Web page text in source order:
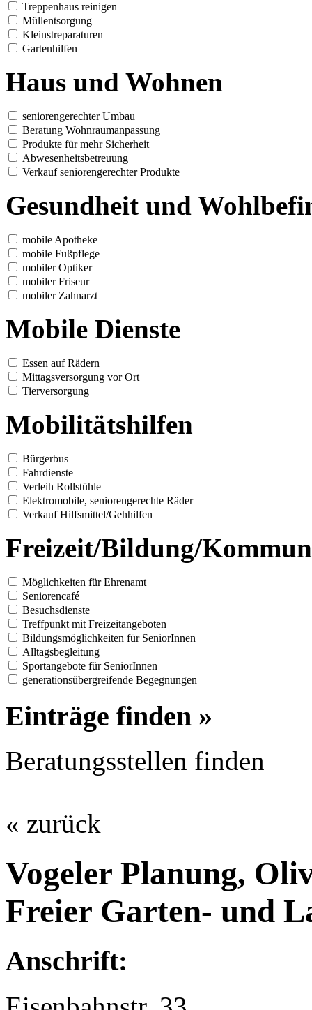
Treppenhaus reinigen
Müllentsorgung
Kleinstreparaturen
Gartenhilfen
Haus und Wohnen
seniorengerechter Umbau
Beratung Wohnraumanpassung
Produkte für mehr Sicherheit
Abwesenheitsbetreuung
Verkauf seniorengerechter Produkte
Gesundheit und
mobile Apotheke
mobile Fußpflege
mobiler Optiker
mobiler Friseur
mobiler Zahnarzt
Mobile Dienste
Essen auf Rädern
Mittagsversorgung vor Ort
Tierversorgung
Mobilitätshilfen
Bürgerbus
Fahrdienste
Verleih Rollstühle
Elektromobile, seniorengerechte Räder
Verkauf Hilfsmittel/Gehhilfen
Freizeit/Bildung/
Möglichkeiten für Ehrenamt
Seniorencafé
Besuchsdienste
Treffpunkt mit Freizeitangeboten
Bildungsmöglichkeiten für SeniorInnen
Alltagsbegleitung
Sportangebote für SeniorInnen
generationsübergreifende Begegnungen
Einträge finden »
Beratungsstellen finden
« zurück
Vogeler Planung,
Freier Garten- und
Anschrift: